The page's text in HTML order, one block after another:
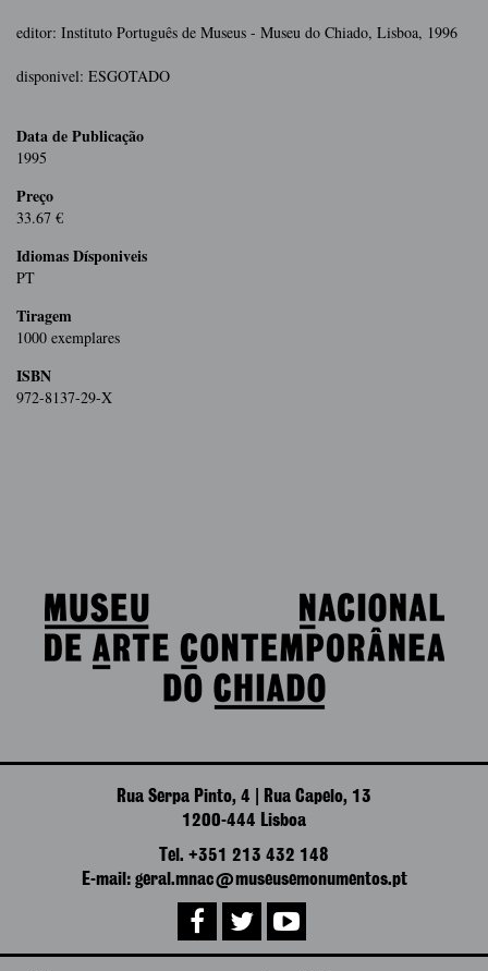
editor: Instituto Português de Museus - Museu do Chiado, Lisboa, 1996
disponivel: ESGOTADO
Data de Publicação
1995
Preço
33.67 €
Idiomas Dísponiveis
PT
Tiragem
1000 exemplares
ISBN
972-8137-29-X
Rua Serpa Pinto, 4 | Rua Capelo, 13
1200-444 Lisboa
Tel. +351 213 432 148
E-mail: geral.mnac@museusemonumentos.pt